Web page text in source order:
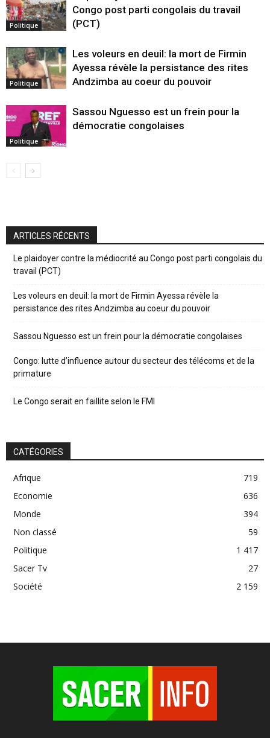
Politique
Congo post parti congolais du travail
(PCT)
Politique
Les voleurs en deuil: la mort de Firmin
Ayessa révèle la persistance des rites
Andzimba au coeur du pouvoir
Politique
Sassou Nguesso est un frein pour la
démocratie congolaises
ARTICLES RÉCENTS
Le plaidoyer contre la médiocrité au Congo post parti congolais du
travail (PCT)
Les voleurs en deuil: la mort de Firmin Ayessa révèle la
persistance des rites Andzimba au coeur du pouvoir
Sassou Nguesso est un frein pour la démocratie congolaises
Congo: lutte d’influence autour du secteur des télécoms et de la
primature
Le Congo serait en faillite selon le FMI
CATÉGORIES
Afrique
719
Economie
636
Monde
394
Non classé
59
Politique
1 417
Sacer Tv
27
Société
2 159